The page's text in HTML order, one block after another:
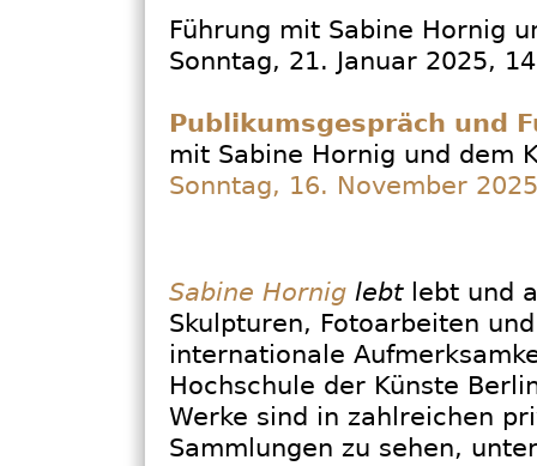
Führung mit Sabine Hornig
Sonntag, 21. Januar 2025,
Publikumsgespräch und
mit Sabine Hornig und dem
Sonntag, 16. November
Sabine Hornig lebt lebt und
Skulpturen, Fotoarbeiten
internationale
Hochschule der Künste
Werke sind in zahlreichen
Sammlungen zu sehen,